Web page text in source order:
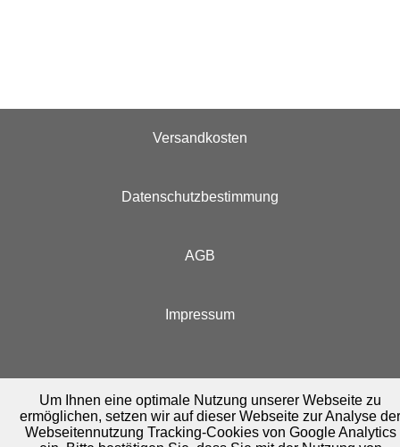
Versandkosten
Datenschutzbestimmung
AGB
Impressum
Um Ihnen eine optimale Nutzung unserer Webseite zu
ermöglichen, setzen wir auf dieser Webseite zur Analyse
Webseitennutzung Tracking-Cookies von Google Analytics